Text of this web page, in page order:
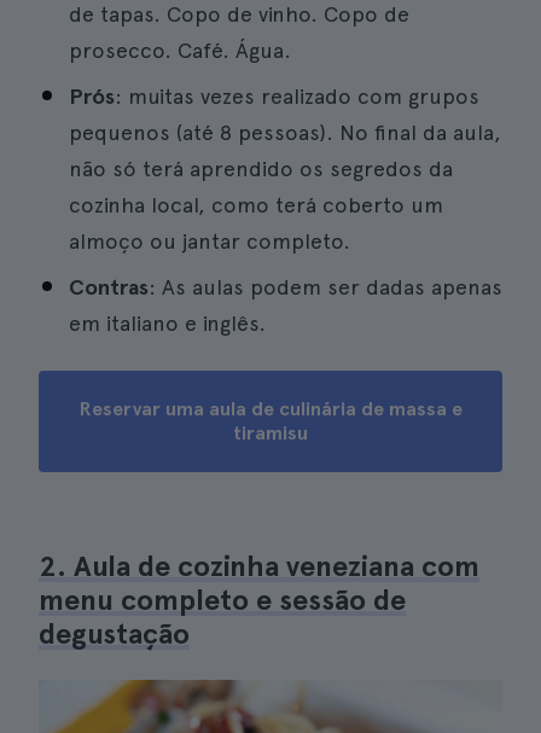
de tapas. Copo de vinho. Copo de
prosecco. Café. Água.
Prós: muitas vezes realizado com grupos
pequenos (até 8 pessoas). No final da aula,
não só terá aprendido os segredos da
cozinha local, como terá coberto um
almoço ou jantar completo.
Contras: As aulas podem ser dadas apenas
em italiano e inglês.
Reservar uma aula de culinária de massa e
tiramisu
2. Aula de cozinha veneziana com
menu completo e sessão de
degustação